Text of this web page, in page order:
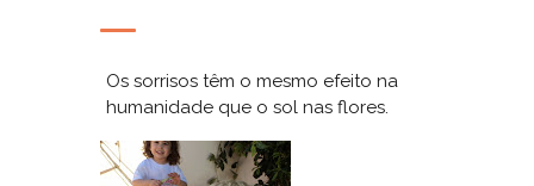
Os sorrisos têm o mesmo efeito na
humanidade que o sol nas flores.